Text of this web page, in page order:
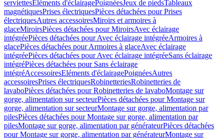
serviettesEléments d'éclairagePoignéesJeux de piedsTableaux
magnétiquesPrises électriquesPièces détachées pour Prises
électriquesAutres accessoiresMiroirs et armoires à
glaceMiroirsPièces détachées pour MiroirsAvec éclairage
intégréePièces détachées pour Avec éclairage intégréeArmoires à
glacePièces détachées pour Armoires à glaceAvec éclairage
intégréePièces détachées pour Avec éclairage intégréeSans éclairage
intégréPièces détachées pour Sans éclairage
intégréAccessoiresEléments d'éclairagePoignéesAutres
accessoiresPrises électriquesRobinetteriesRobinetteries de
lavaboPièces détachées pour Robinetteries de lavaboMontage sur
gorge, alimentation sur secteurPièces détachées pour Montage sur
gorge, alimentation sur secteurMontage sur gorge, alimentation par
pilesPièces détachées pour Montage sur gorge, alimentation par
pilesMontage sur gorge, alimentation par générateurPièces détachées
pour Montage sur gorge, alimentation par générateurMontage sur